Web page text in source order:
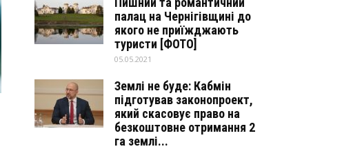
палац на Чернігівщині до
якого не приїжджають
туристи [ФОТО]
05.05.2021
Землі не буде: Кабмін
підготував законопроект,
який скасовує право на
безкоштовне отримання 2
га землі...